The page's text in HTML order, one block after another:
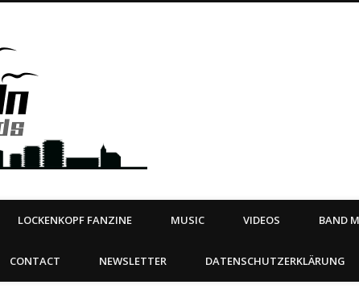
Steeltown Records
BOOKING
LOCKENKOPF FANZINE MUSIC VIDEOS BAND
CONTACT NEWSLETTER DATENSCHUTZERKLÄRUNG